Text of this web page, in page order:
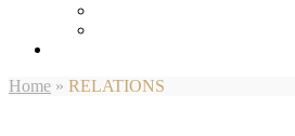
Home » RELATIONS